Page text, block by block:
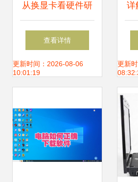
从换显卡看硬件研
发 技术挑战与创新
思考
查看详情
更新时间：2026-08-06
10:01:19
详
更新